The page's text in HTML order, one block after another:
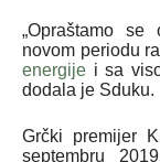
„Opraštamo
novom periodu
energije i sa
dodala je Sduku.
Grčki premijer
septembru